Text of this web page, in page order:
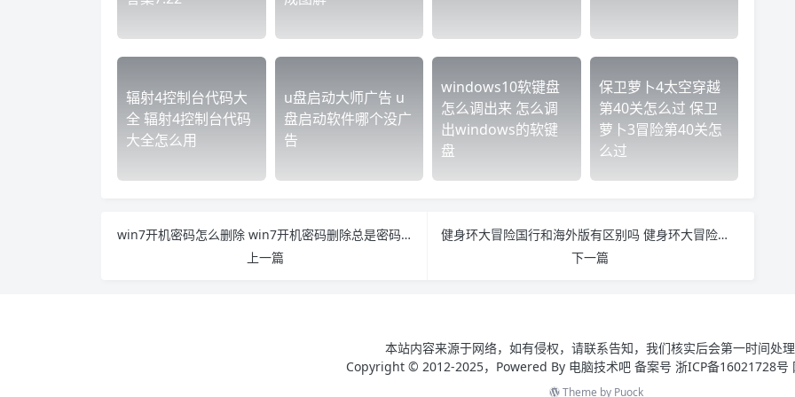
辐射4控制台代码大
全 辐射4控制台代码
大全怎么用
u盘启动大师广告 u
盘启动软件哪个没广
告
windows10软键盘
怎么调出来 怎么调
出windows的软键
盘
保卫萝卜4太空穿越
第40关怎么过 保卫
萝卜3冒险第40关怎
么过
win7开机密码怎么删除 win7开机密码删除总是密码错误
上一篇
健身环大冒险国行和海外版有区别吗 健身环大冒险怎么看是不是国行
下一篇
本站内容来源于网络，如有侵权，请联系告知，我们核实后会第一时间处理
Copyright © 2012-2025，Powered By 电脑技术吧 备案号 浙ICP备16021728号
Theme by Puock